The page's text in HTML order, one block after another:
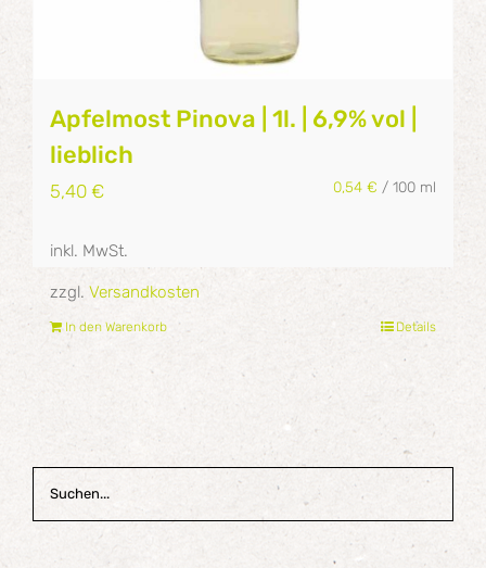
Apfelmost Pinova | 1l. | 6,9% vol |
lieblich
5,40 € 0,54 € / 100 ml
inkl. MwSt.
zzgl. Versandkosten
In den Warenkorb Details